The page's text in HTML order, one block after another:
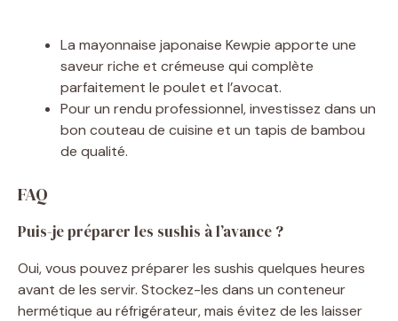
La mayonnaise japonaise Kewpie apporte une
saveur riche et crémeuse qui complète
parfaitement le poulet et l’avocat.
Pour un rendu professionnel, investissez dans un
bon couteau de cuisine et un tapis de bambou
de qualité.
FAQ
Puis-je préparer les sushis à l’avance ?
Oui, vous pouvez préparer les sushis quelques heures
avant de les servir. Stockez-les dans un conteneur
hermétique au réfrigérateur, mais évitez de les laisser